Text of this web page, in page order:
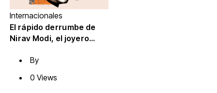
Internacionales
El rápido derrumbe de
Nirav Modi, el joyero
estrellas de Hollywood
By
0 Views